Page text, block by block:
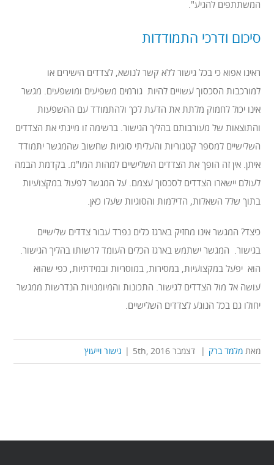
המשתתפים להגיע".
סיכום ודרכי התמודדות
ראינו אפוא כי בכל גישור ללא קשר לנושא, לצדדים הישירים או
למורכבות הסכסוך עשויים להיות גורמים משפיעים ומושפעים. מגשר
אינו יכול לחמוק מלתת את הדעת לכך ולהתמודד עם ההשפעות
והתוצאות של מעורבותם בהליך הגישור. ברשימה זו מיינתי את הצדדים
השלישיים למספר קטגוריות והעליתי סוגיות שחשוב שהמגשר יתמודד
איתן. אין זה הופך את הצדדים השלישיים למהות המו"מ. בקדמת הבמה
לעולם יישארו הצדדים לסכסוך עצמם. על המגשר לפעול במקצועיות
בתוך שלל השאלות, הדילמות והסוגיות שעלו כאן.
כיצד? המגשר אינו מחזיק בארגז כלים נפרד עבור צדדים שלישיים
בגישור. המגשר ישתמש בארגז הכלים העומד לרשותו בהליך הגישור.
הוא יפעל במקצועיות, במסירות, במוסריות ובמידתיות, כפי שהוא
עושה אל מול הצדדים לגישור. התכונות והמיומנויות הנדרשות ממגשר
יחולו גם בכל הנוגע לצדדים השלישיים.
מאתמלמד ברק דצמבר 5th, 2016 גישור וייעוץ